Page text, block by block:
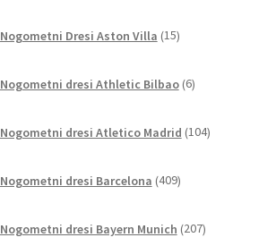
Nogometni Dresi Aston Villa 15izdelkov
Nogometni dresi Athletic Bilbao 6izdelkov
Nogometni dresi Atletico Madrid 104izdelki
Nogometni dresi Barcelona 409izdelkov
Nogometni dresi Bayern Munich 207izdelkov